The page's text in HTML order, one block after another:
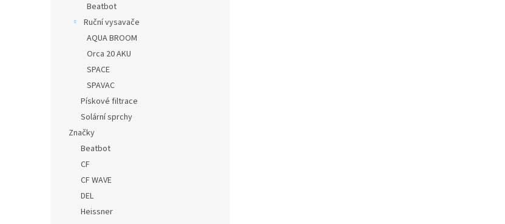
Beatbot
Ruční vysavače
AQUA BROOM
Orca 20 AKU
SPACE
SPAVAC
Pískové filtrace
Solární sprchy
Značky
Beatbot
CF
CF WAVE
DEL
Heissner